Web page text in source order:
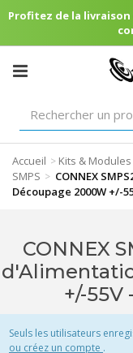
Profitez de la livraison
Accueil > Kits & Modules
SMPS > CONNEX
Découpage 2000W +/-
CONNEX
+/-55V
Seuls les utilisateurs
ou créez un compte .